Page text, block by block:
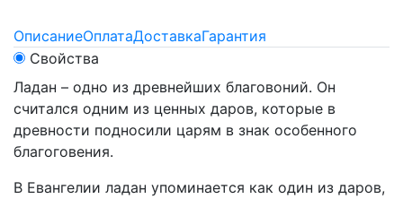
ОписаниеОплатаДоставкаГарантия
Свойства
Ладан – одно из древнейших благовоний. Он
считался одним из ценных даров, которые в
древности подносили царям в знак особенного
благоговения.
В Евангелии ладан упоминается как один из даров,